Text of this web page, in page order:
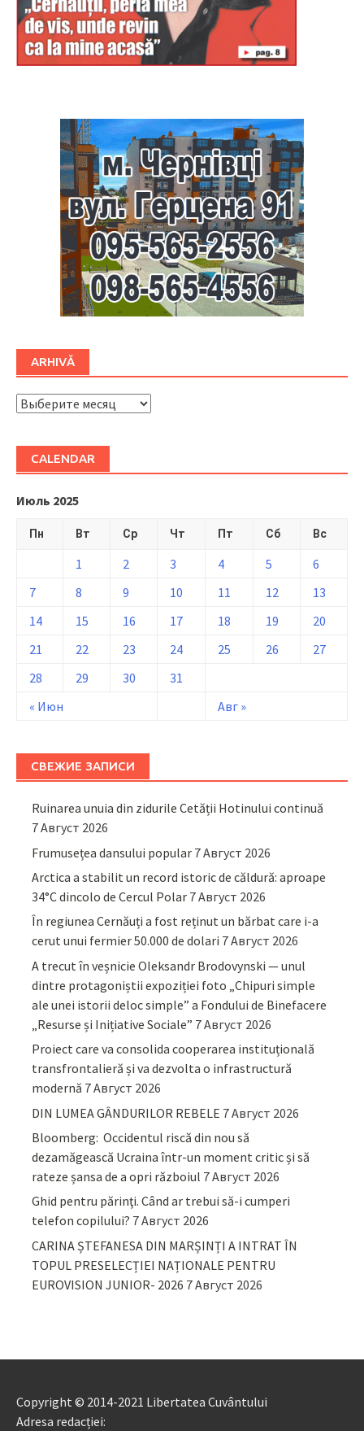
ARHIVĂ
ARHIVĂ
CALENDAR
Июль 2025
Пн Вт Ср Чт Пт Сб Вс
« Июн Авг »
1 2 3 4 5
6
7
8 9 10 11 12
13
14
15 16 17 18 19
20
21
22 23 24 25 26
27
28
29 30 31
СВЕЖИЕ ЗАПИСИ
Ruinarea unuia din zidurile Cetății Hotinului continuă
7 Август 2026
Frumusețea dansului popular 7 Август 2026
Arctica a stabilit un record istoric de căldură: aproape
34°C dincolo de Cercul Polar 7 Август 2026
În regiunea Cernăuți a fost reținut un bărbat care i-a
cerut unui fermier 50.000 de dolari 7 Август 2026
A trecut în veșnicie Oleksandr Brodovynski — unul
dintre protagoniștii expoziției foto „Chipuri simple
ale unei istorii deloc simple” a Fondului de Binefacere
„Resurse și Inițiative Sociale” 7 Август 2026
Proiect care va consolida cooperarea instituțională
transfrontalieră și va dezvolta o infrastructură
modernă 7 Август 2026
DIN LUMEA GÂNDURILOR REBELE 7 Август 2026
Bloomberg: Occidentul riscă din nou să
dezamăgească Ucraina într-un moment critic și să
rateze șansa de a opri războiul 7 Август 2026
Ghid pentru părinţi. Când ar trebui să-i cumperi
telefon copilului? 7 Август 2026
CARINA ȘTEFANESA DIN MARȘINȚI A INTRAT ÎN
TOPUL PRESELECȚIEI NAȚIONALE PENTRU
EUROVISION JUNIOR- 2026 7 Август 2026
Copyright © 2014-2021 Libertatea Cuvântului
Adresa redacției: